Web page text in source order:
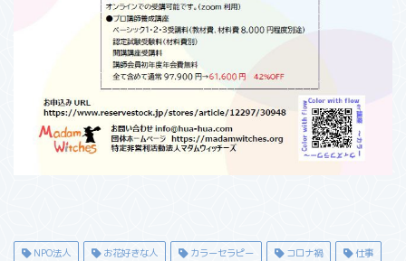
NPO法人 お花好きな人 カラーセラピー コロナ禍 仕事